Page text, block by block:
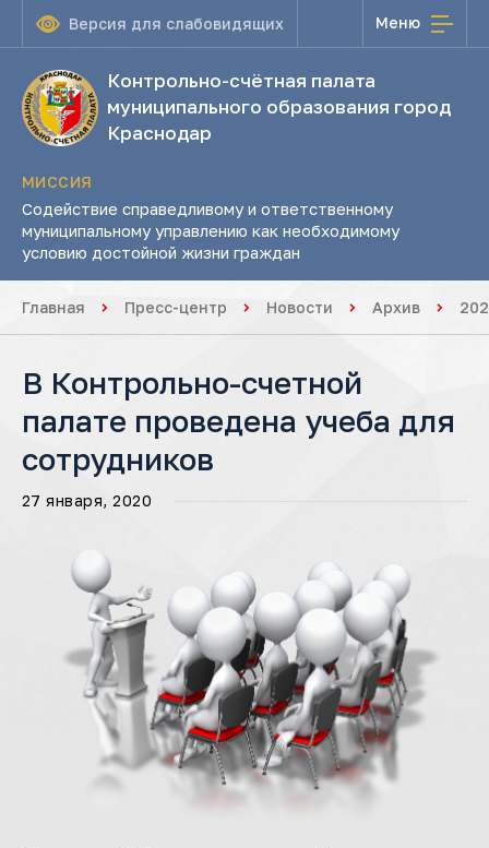
Версия для слабовидящих Меню
Контрольно-счётная палата
муниципального образования город
Краснодар
МИССИЯ
Содействие справедливому и ответственному
муниципальному управлению как необходимому
условию достойной жизни граждан
Главная Пресс-центр Новости Архив
В Контрольно-счетной
палате проведена учеба для
сотрудников
27 января, 2020